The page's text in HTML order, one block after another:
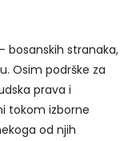
bosanskih stranaka,
Osim podrške za
prava i
tokom izborne
od njih